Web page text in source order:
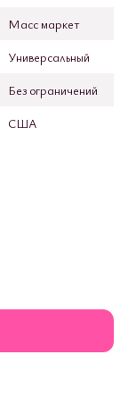
Масс маркет
Универсальный
Без ограничений
США